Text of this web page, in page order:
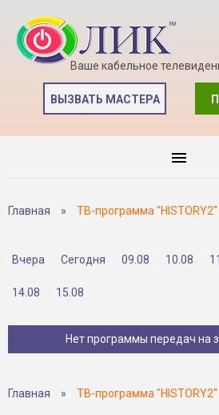
Ваше кабельное
ВЫЗВАТЬ МАСТЕРА
Главная » ТВ-программа "HISTORY2"
Вчера Сегодня 09.08 10.08
14.08 15.08
Нет программы передач на
Главная » ТВ-программа "HISTORY2"